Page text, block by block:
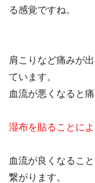
る感覚ですね。
肩こりなど痛みが
ています。
血流が悪くなると
湿布を貼ることに
血流が良くなるこ
繋がります。